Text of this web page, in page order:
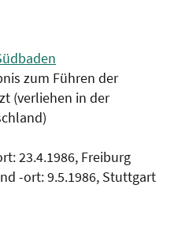
zum Führen der
(verliehen in der
23.4.1986, Freiburg
-ort: 9.5.1986, Stuttgart